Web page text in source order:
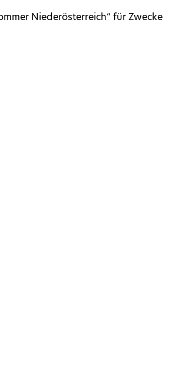
Nieder­österreich“ für Zwecke